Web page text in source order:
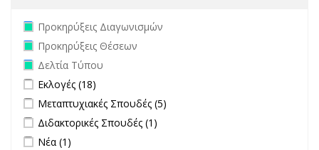
Remove Προκηρύξεις Διαγωνισμών filter
Προκηρύξεις Διαγωνισμών
Remove Προκηρύξεις Θέσεων filter
Προκηρύξεις Θέσεων
Remove Δελτία Τύπου filter
Δελτία Τύπου
Apply Εκλογές filter
Εκλογές (18)
Apply Μεταπτυχιακές Σπουδές filter
Μεταπτυχιακές Σπουδές (5)
Apply Διδακτορικές Σπουδές filter
Διδακτορικές Σπουδές (1)
Apply Νέα filter
Νέα (1)